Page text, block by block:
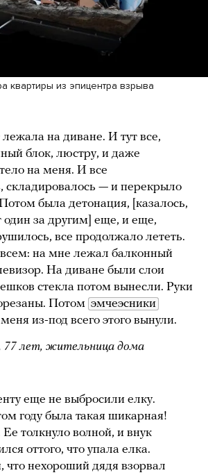
квартиры из эпицентра взрыва
на диване. И тут все,
блок, люстру, и даже
на меня. И все
складировалось — и перекрыло
была детонация, [казалось,
один за другим] еще, и еще,
все продолжало лететь.
на мне лежал балконный
На диване были слои
стекла потом вынесли. Руки
Потом эмчеэсники
из-под всего этого вынули.
77 лет, жительница дома
еще не выбросили елку.
году была такая шикарная!
толкнуло волной, и внук
оттого, что упала елка.
нехороший дядя взорвал